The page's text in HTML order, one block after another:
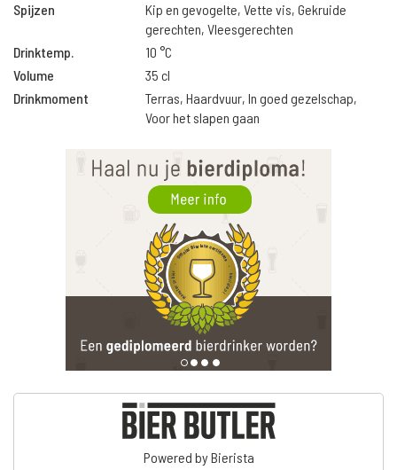
Spijzen
Kip en gevogelte, Vette vis, Gekruide
gerechten, Vleesgerechten
Drinktemp.
10 °C
Volume
35 cl
Drinkmoment
Terras, Haardvuur, In goed gezelschap,
Voor het slapen gaan
Powered by Bierista